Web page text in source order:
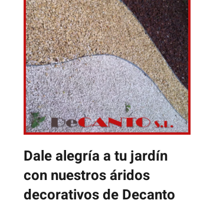
Dale alegría a tu jardín
con nuestros áridos
decorativos de Decanto